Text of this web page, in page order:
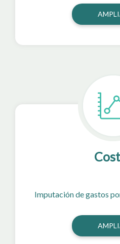
Imputación de gastos